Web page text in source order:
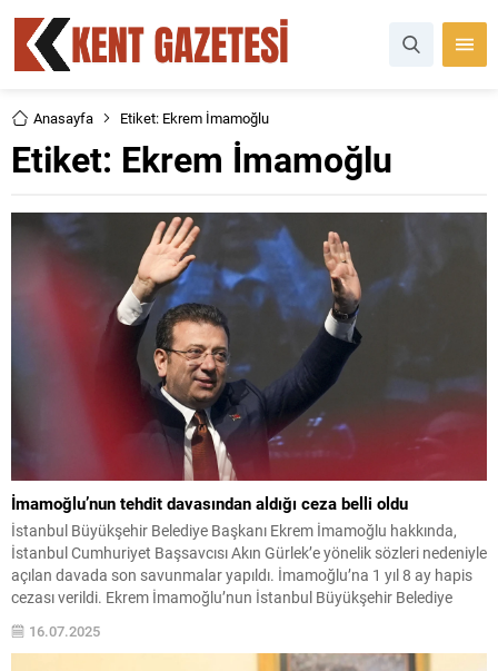
Anasayfa Etiket: Ekrem İmamoğlu
Etiket: Ekrem İmamoğlu
İmamoğlu’nun tehdit davasından aldığı ceza belli oldu
İstanbul Büyükşehir Belediye Başkanı Ekrem İmamoğlu hakkında,
İstanbul Cumhuriyet Başsavcısı Akın Gürlek’e yönelik sözleri nedeniyle
açılan davada son savunmalar yapıldı. İmamoğlu’na 1 yıl 8 ay hapis
cezası verildi. Ekrem İmamoğlu’nun İstanbul Büyükşehir Belediye
İstanbul Cumhuriyet Başsavcısı Akın Gürlek ve ailesiyle ilgili...
16.07.2025